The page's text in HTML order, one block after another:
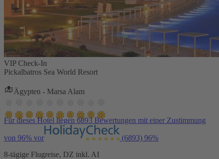
VIP Check-In
Pickalbatros Sea World Resort
Ägypten - Marsa Alam
Für dieses Hotel liegen 6893 Bewertungen mit einer Zustimmung
von 96% vor (6893) 96%
8-tägige Flugreise, DZ inkl. AI